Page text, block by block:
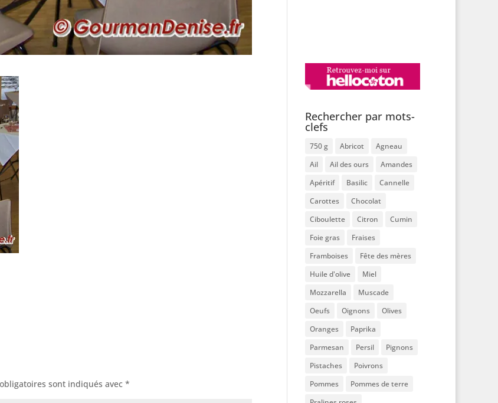
sont indiqués avec *
Rechercher par mots-
clefs
750 g Abricot
Agneau
Ail
Ail des ours
Amandes
Apéritif
Basilic
Cannelle
Carottes
Chocolat
Ciboulette
Citron
Cumin
Foie gras
Fraises
Framboises
Fête des mères
Huile d'olive
Miel
Mozzarella
Muscade
Oeufs
Oignons
Olives
Oranges
Paprika
Parmesan
Persil
Pignons
Pistaches
Poivrons
Pommes
Pommes de terre